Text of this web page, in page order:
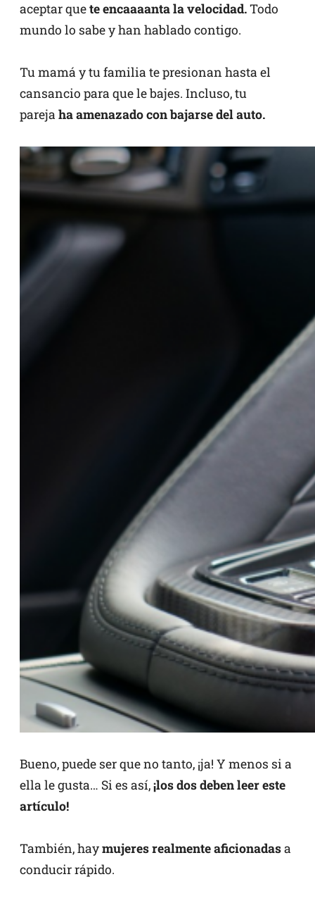
aceptar quete encaaaanta la velocidad.Todo
mundo lo sabe y han hablado contigo.
Tu mamá y tu familia te presionan hasta el
cansancio para que le bajes. Incluso, tu
pareja ha amenazado con bajarse del auto.
Bueno, puede ser que no tanto, ¡ja! Y menos si a
ella le gusta… Si es así,¡los dos deben leer este
artículo!
También, haymujeres realmente aficionadasa
conducir rápido.